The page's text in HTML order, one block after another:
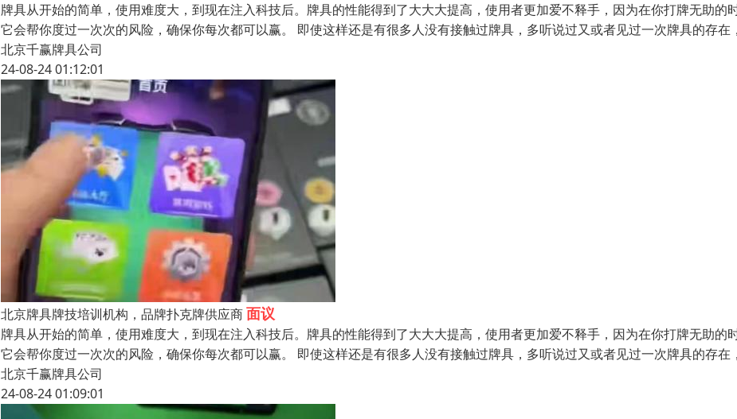
牌具从开始的简单，使用难度大，到现在注入科技后。牌具的性能得到了大大大提高，使用者更加爱不释手，因为在你打牌无助的
它会帮你度过一次次的风险，确保你每次都可以赢。 即使这样还是有很多人没有接触过牌具，多听说过又或者见过一次牌具的存在
北京千赢牌具公司
24-08-24 01:12:01
北京牌具牌技培训机构，品牌扑克牌供应商面议
牌具从开始的简单，使用难度大，到现在注入科技后。牌具的性能得到了大大大提高，使用者更加爱不释手，因为在你打牌无助的
它会帮你度过一次次的风险，确保你每次都可以赢。 即使这样还是有很多人没有接触过牌具，多听说过又或者见过一次牌具的存在
北京千赢牌具公司
24-08-24 01:09:01